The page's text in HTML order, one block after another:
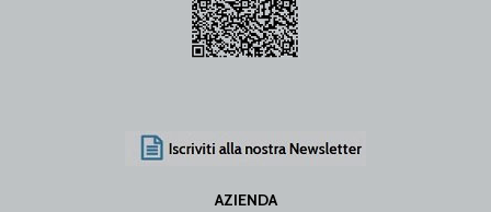
AZIENDA